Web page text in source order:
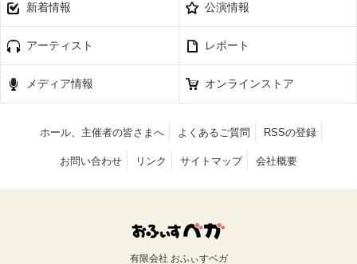
新着情報 公演情報
アーティスト レポート
メディア情報 オンラインストア
ホール、主催者の皆さまへ よくあるご質問 RSSの登録
お問い合わせ リンク サイトマップ 会社概要
有限会社 おふぃすベガ